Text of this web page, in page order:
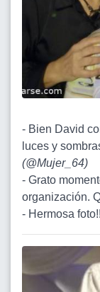
- Bien David
luces y
(@Mujer_64)
- Grato
organización.
- Hermosa